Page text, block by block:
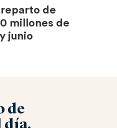
de
millones de
junio
de
día.